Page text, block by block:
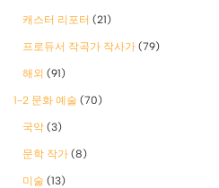
캐스터 리포터 (21)
프로듀서 작곡가 작사가 (79)
해외 (91)
1-2 문화 예술 (70)
국악 (3)
문학 작가 (8)
미술 (13)